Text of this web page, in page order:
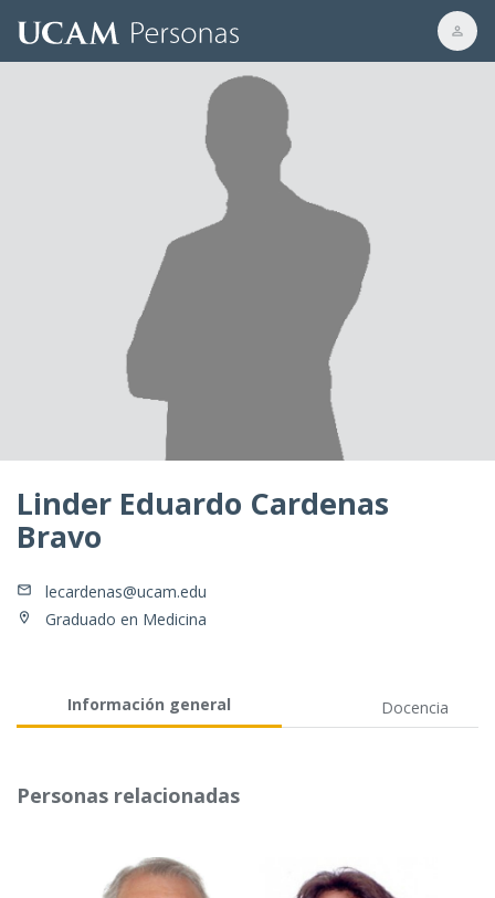
Linder Eduardo Cardenas
Bravo
lecardenas@ucam.edu
Graduado en Medicina
Información general Docencia
Personas relacionadas